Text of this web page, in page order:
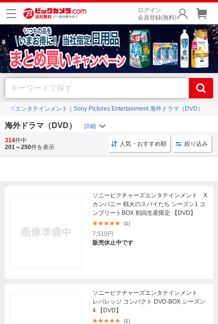
ログイン
会員登録(無料)
ーズエンタテインメント｜Sony Pictures Entertainment 海外ドラマ（DVD）
海外ドラマ（DVD）
DVD 海外ドラマ DVD-BOX NBCユニバーサル ブッ
314件中
201～250件を表示 人気・おすすめ順 絞り込み
ソニーピクチャーズエンタテインメント X
カンパニー 戦火のスパイたち シーズン1 コ
ンプリートBOX 初回生産限定 【DVD】
(1)
7,510円
販売休止中です
ソニーピクチャーズエンタテインメント
レバレッジ コンパクト DVD-BOX シーズン
4 【DVD】
(1)